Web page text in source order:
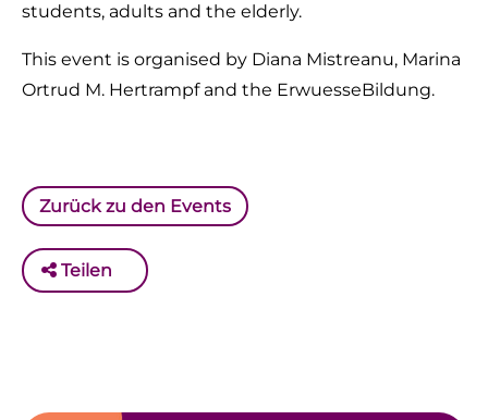
students, adults and the elderly.
This event is organised by Diana Mistreanu, Marina
Ortrud M. Hertrampf and the ErwuesseBildung.
Zurück zu den Events
Teilen